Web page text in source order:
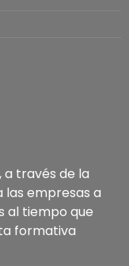
a través de la
las empresas a
al tiempo que
formativa